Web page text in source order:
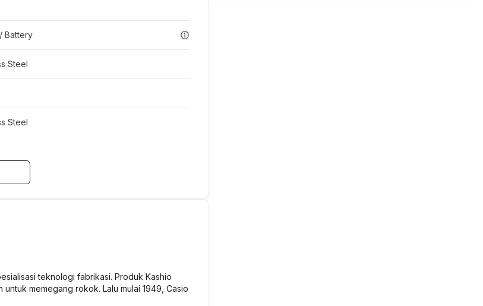
Battery
Steel
Steel
teknologi fabrikasi. Produk Kashio
memegang rokok. Lalu mulai 1949, Casio